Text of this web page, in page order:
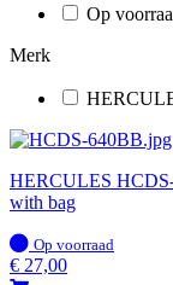
Op
Merk
HERCULES
with bag
Op
voorraad
Op voorraad
€ 27,00